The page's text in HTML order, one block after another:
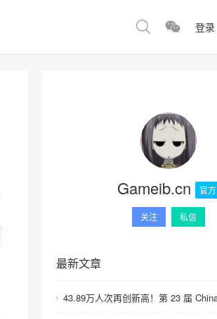
登录
Gameib.cn 官方
关注 私信
最新文章